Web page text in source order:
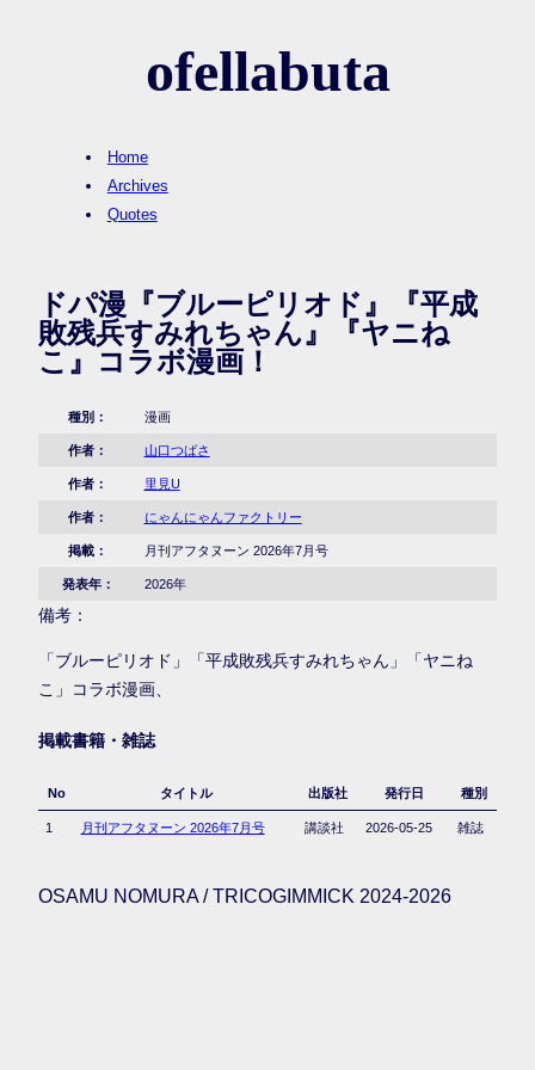
ofellabuta
Home
Archives
Quotes
ドパ漫『ブルーピリオド』『平成
敗残兵すみれちゃん』『ヤニね
こ』コラボ漫画！
種別： 漫画
作者： 山口つばさ
作者： 里見U
作者： にゃんにゃんファクトリー
掲載： 月刊アフタヌーン 2026年7月号
発表年： 2026年
備考：
「ブルーピリオド」「平成敗残兵すみれちゃん」「ヤニね
こ」コラボ漫画、
掲載書籍・雑誌
No タイトル 出版社 発行日 種別
1 月刊アフタヌーン 2026年7月号 講談社 2026-05-25 雑誌
OSAMU NOMURA / TRICOGIMMICK 2024-2026